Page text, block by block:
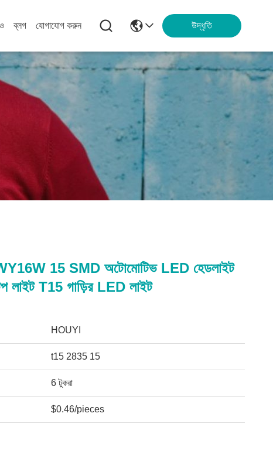
ব্লগ যোগাযোগ করুন উদ্ধৃতি
15 SMD অটোমোটিভ LED হেডলাইট
লাইট T15 গাড়ির LED লাইট
HOUYI
t15 2835 15
6 টুকরা
$0.46/pieces